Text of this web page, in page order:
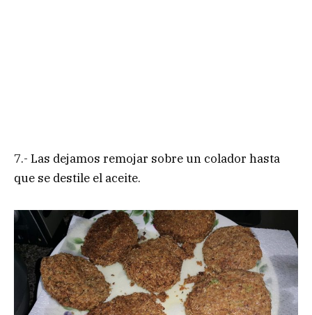
7.- Las dejamos remojar sobre un colador hasta
que se destile el aceite.